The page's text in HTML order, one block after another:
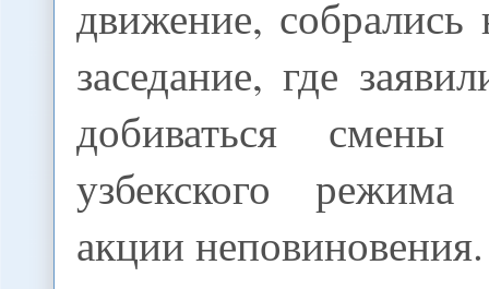
движение, собрались
заседание, где
добиваться смены
узбекского
акции неповиновения.